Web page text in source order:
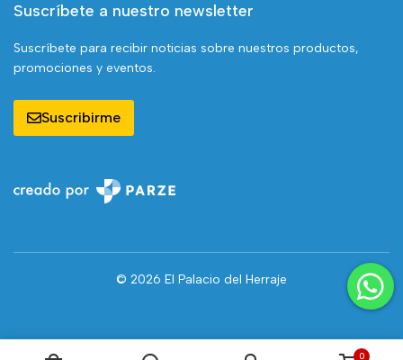
Suscríbete a nuestro newsletter
Suscríbete para recibir noticias sobre nuestros productos,
promociones y eventos.
Suscribirme
© 2026 El Palacio del Herraje
0